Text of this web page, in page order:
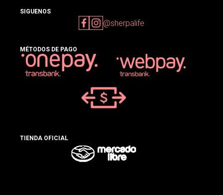
SIGUENOS
@sherpalife
MÉTODOS DE PAGO
TIENDA OFICIAL